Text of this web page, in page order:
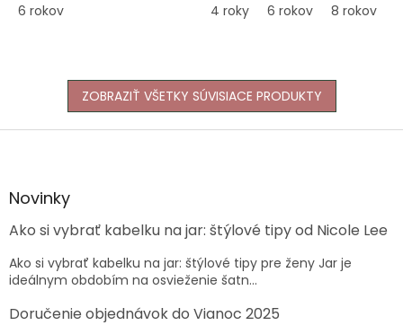
6 rokov 4 roky 6 rokov 8 rokov
ZOBRAZIŤ VŠETKY SÚVISIACE PRODUKTY
Z
äNovinky
Ako si vybrať kabelku na jar: štýlové tipy od Nicole Lee
Ako si vybrať kabelku na jar: štýlové tipy pre ženy Jar je
ideálnym obdobím na osvieženie šatn...
Doručenie objednávok do Vianoc 2025